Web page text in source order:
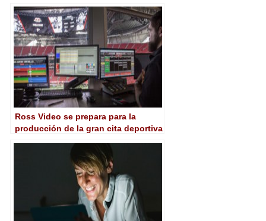
Ross Video se prepara para la
producción de la gran cita deportiva